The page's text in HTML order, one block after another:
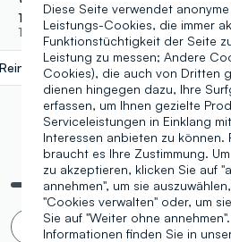
17,95 €
1 Farben
Reinweiß label.selectsize
Es werden 5 von 5
Endloses Scrollen 🙄?
Diese Seite verwendet
Leistungs-Cookies, die immer
Funktionstüchtigkeit der Seite
Leistung zu messen; Andere
Cookies), die auch von Dritten
dienen hingegen dazu, Ihre
erfassen, um Ihnen gezielte
Serviceleistungen in Einklang
Interessen anbieten zu können.
braucht es Ihre Zustimmung.
zu akzeptieren, klicken Sie auf
annehmen", um sie
"Cookies verwalten" oder, um
Sie auf "Weiter ohne
Informationen finden Sie in